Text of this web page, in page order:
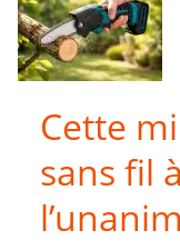
Cette
sans fil